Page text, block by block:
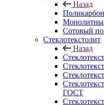
Назад
Сотовый
Стеклотекстолит
Назад
ГОСТ